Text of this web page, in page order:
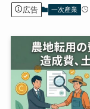
広告 一次産業